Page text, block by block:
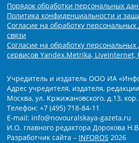
Порядок обработки персональных
Политика конфиденциальности и
Согласие на обработку
связи
Согласие на обработку
сервисов Yandex.Metrika,
Учредитель и издатель ООО ИА
Адрес учредителя, издателя,
Москва, ул. Кржижановского, д.13,
Телефон: +7 (495) 718-84-11
E-mail: info@novouralskaya-gazeta.ru
И.О. главного редактора Дорохова
Разработчик сайта – INFOROS 2026